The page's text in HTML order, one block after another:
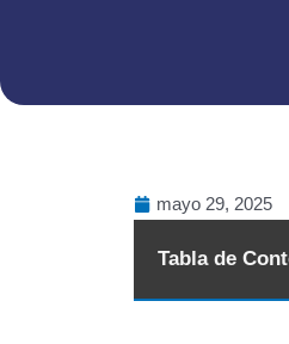
mayo 29, 2025
Tabla de